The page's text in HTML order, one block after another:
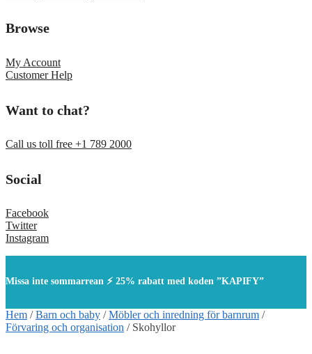
Browse
My Account
Customer Help
Want to chat?
Call us toll free +1 789 2000
Social
Facebook
Twitter
Instagram
Missa inte sommarrean ⚡ 25% rabatt med koden ”KAPIFY”
Hem /Barn och baby /Möbler och inredning för barnrum /
Förvaring och organisation / Skohyllor